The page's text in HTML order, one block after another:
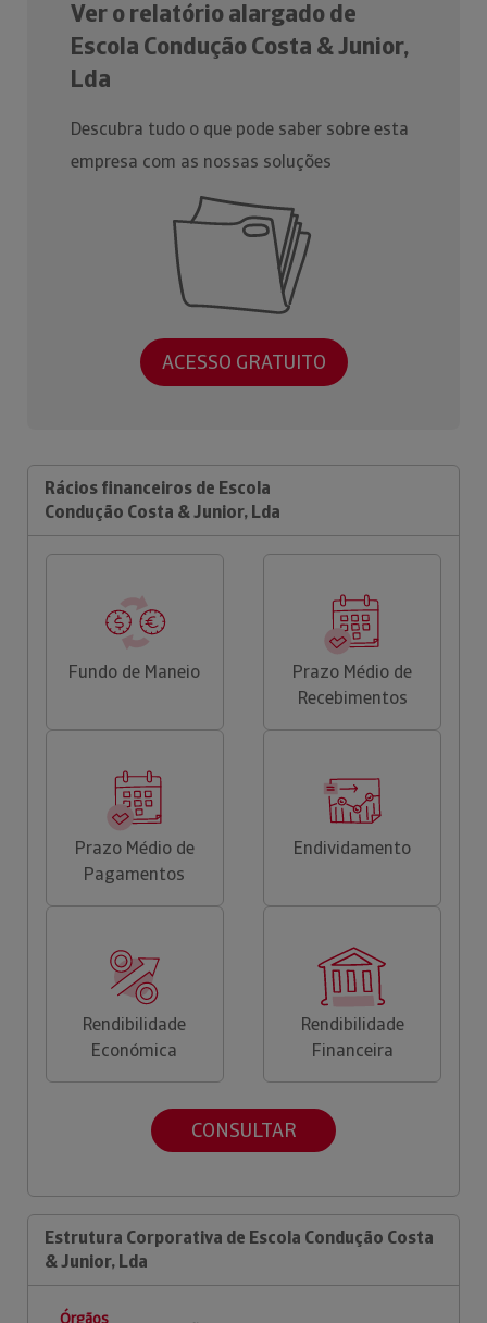
Ver o relatório alargado de
Escola Condução Costa & Junior,
Lda
Descubra tudo o que pode saber sobre esta
empresa com as nossas soluções
ACESSO GRATUITO
Rácios financeiros de Escola
Condução Costa & Junior, Lda
Fundo de Maneio
Prazo Médio de
Recebimentos
Prazo Médio de
Pagamentos
Endividamento
Rendibilidade
Económica
Rendibilidade
Financeira
CONSULTAR
Estrutura Corporativa de Escola Condução Costa
& Junior, Lda
Órgãos